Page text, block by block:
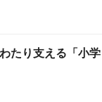
たり支える「小学